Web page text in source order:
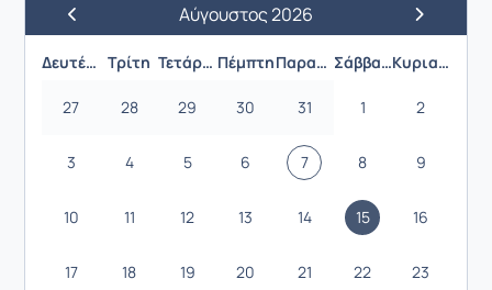
Προηγούμενος ΜήναςΑύγουστος 2026
Επόμενος
Δευτέρα Τρίτη Τετάρτη Πέμπτη Παρασκευή Σάββατο Κυριακή
27 28 29 30 31 1 2
3 4 5 6 7 8 9
10 11 12 13 14 15 16
17 18 19 20 21 22 23